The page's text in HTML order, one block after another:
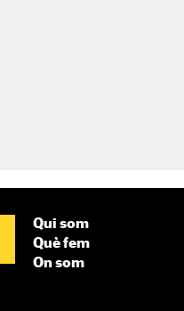
Qui som
Què fem
On som